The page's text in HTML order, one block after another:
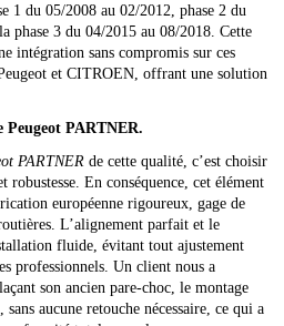
du 05/2008 au 02/2012, phase 2 du
phase 3 du 04/2015 au 08/2018. Cette
intégration sans compromis sur ces
et CITROEN, offrant une solution
Peugeot PARTNER.
PARTNER de cette qualité, c’est choisir
En conséquence, cet élément
européenne rigoureux, gage de
L’alignement parfait et le
fluide, évitant tout ajustement
professionnels. Un client nous a
son ancien pare-choc, le montage
aucune retouche nécessaire, ce qui a